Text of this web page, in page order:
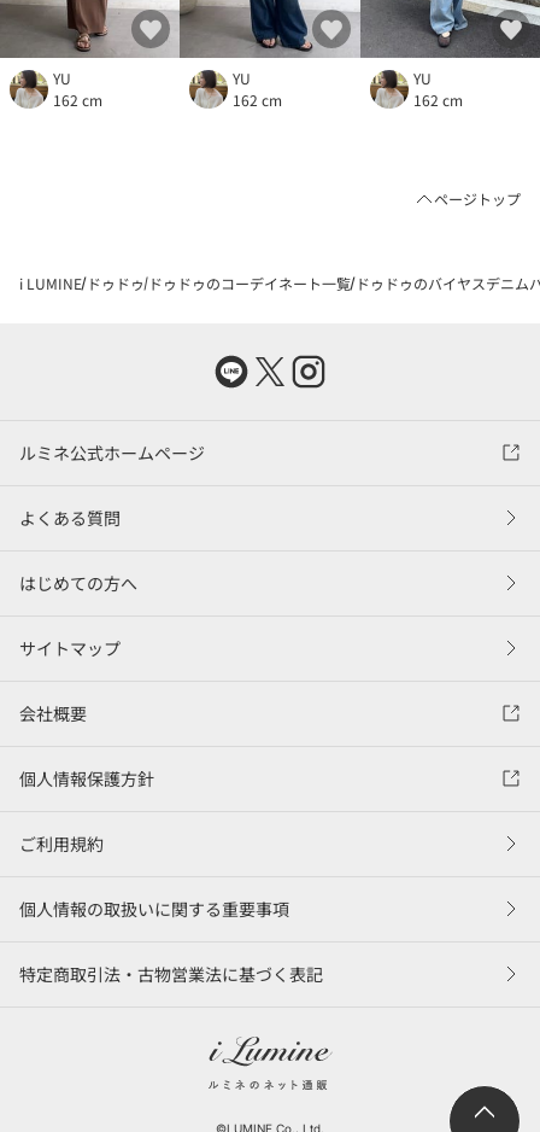
YU
162 cm
YU
162 cm
YU
162 cm
ページトップ
i LUMINE ドゥドゥ ドゥドゥのコーデイネート一覧 ドゥドゥのバイヤスデニム
ルミネ公式ホームページ
よくある質問
はじめての方へ
サイトマップ
会社概要
個人情報保護方針
ご利用規約
個人情報の取扱いに関する重要事項
特定商取引法・古物営業法に基づく表記
©LUMINE Co., Ltd.